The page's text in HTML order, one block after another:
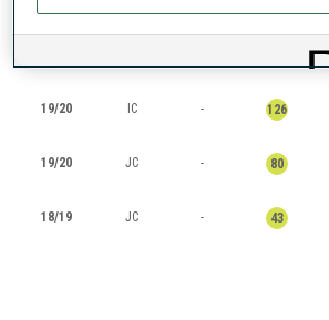
СЕЗОН КУБОК ОЧКИ ОБЩИЙ
19/20 IC - 126
19/20 JC - 80
18/19 JC - 43